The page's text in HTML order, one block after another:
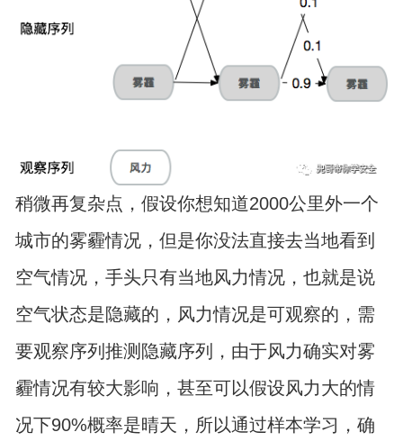
稍微再复杂点，假设你想知道2000公里外一个
城市的雾霾情况，但是你没法直接去当地看到
空气情况，手头只有当地风力情况，也就是说
空气状态是隐藏的，风力情况是可观察的，需
要观察序列推测隐藏序列，由于风力确实对雾
霾情况有较大影响，甚至可以假设风力大的情
况下90%概率是晴天，所以通过样本学习，确